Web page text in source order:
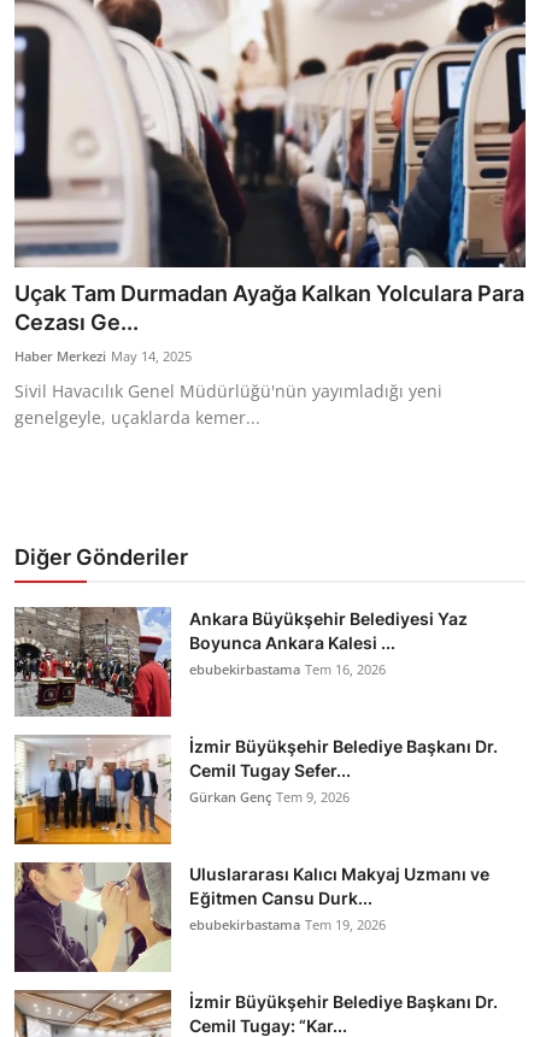
Siyasi Partiler
Mülki İdare
Toplum ve Yaşam
Sivil Toplum Kuruluşları
Kamu Kurumları ve Üst Kurullar
Resmi Reklamlar
Uçak Tam Durmadan Ayağa Kalkan Yolculara Para
Cezası Ge...
Haber Merkezi May 14, 2025
Sivil Havacılık Genel Müdürlüğü'nün yayımladığı yeni
genelgeyle, uçaklarda kemer...
Diğer Gönderiler
Ankara Büyükşehir Belediyesi Yaz
Boyunca Ankara Kalesi ...
ebubekirbastama Tem 16, 2026
İzmir Büyükşehir Belediye Başkanı Dr.
Cemil Tugay Sefer...
Gürkan Genç Tem 9, 2026
Uluslararası Kalıcı Makyaj Uzmanı ve
Eğitmen Cansu Durk...
ebubekirbastama Tem 19, 2026
İzmir Büyükşehir Belediye Başkanı Dr.
Cemil Tugay: “Kar...